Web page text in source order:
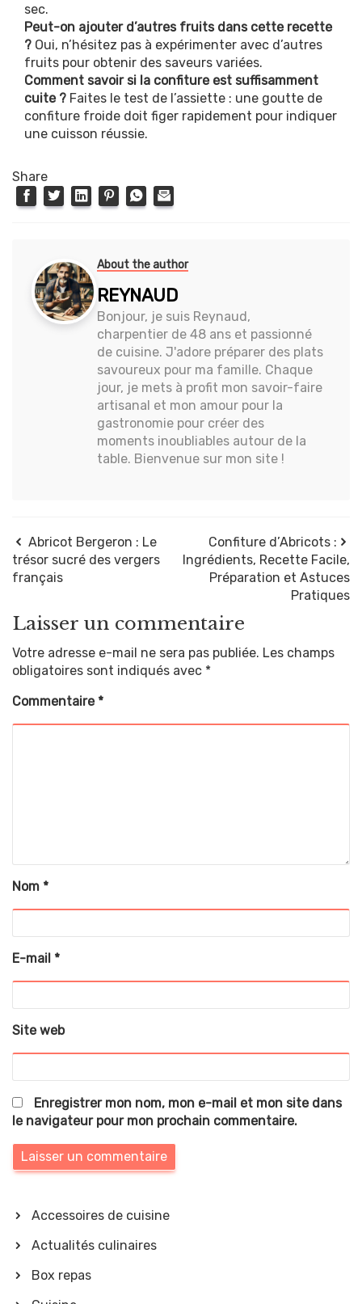
sec.
Peut-on ajouter d’autres fruits dans cette recette
? Oui, n’hésitez pas à expérimenter avec d’autres
fruits pour obtenir des saveurs variées.
Comment savoir si la confiture est suffisamment
cuite ? Faites le test de l’assiette : une goutte de
confiture froide doit figer rapidement pour indiquer
une cuisson réussie.
Share
About the author
REYNAUD
Bonjour, je suis Reynaud,
charpentier de 48 ans et passionné
de cuisine. J'adore préparer des plats
savoureux pour ma famille. Chaque
jour, je mets à profit mon savoir-faire
artisanal et mon amour pour la
gastronomie pour créer des
moments inoubliables autour de la
table. Bienvenue sur mon site !
Abricot Bergeron : Le
trésor sucré des vergers
français
Confiture d’Abricots :
Ingrédients, Recette Facile,
Préparation et Astuces
Pratiques
Laisser un commentaire
Votre adresse e-mail ne sera pas publiée. Les champs
obligatoires sont indiqués avec *
Commentaire *
Nom *
E-mail *
Site web
Enregistrer mon nom, mon e-mail et mon site dans
le navigateur pour mon prochain commentaire.
Accessoires de cuisine
Actualités culinaires
Box repas